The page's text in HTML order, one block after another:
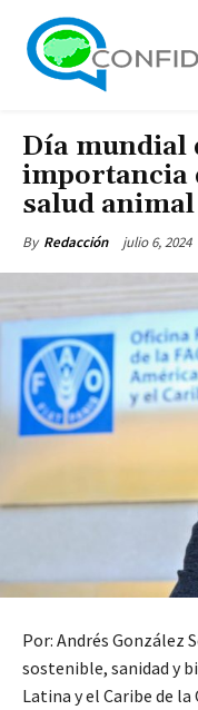
Día mundial
importancia
salud animal
By Redacción julio 6, 2024
Por: Andrés González
sostenible, sanidad y
Latina y el Caribe de